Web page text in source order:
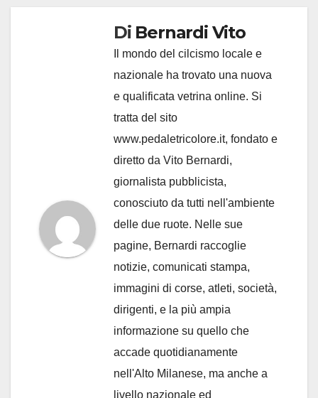
Di Bernardi Vito
Il mondo del cilcismo locale e
nazionale ha trovato una nuova
e qualificata vetrina online. Si
tratta del sito
www.pedaletricolore.it, fondato e
diretto da Vito Bernardi,
giornalista pubblicista,
conosciuto da tutti nell'ambiente
delle due ruote. Nelle sue
pagine, Bernardi raccoglie
notizie, comunicati stampa,
immagini di corse, atleti, società,
dirigenti, e la più ampia
informazione su quello che
accade quotidianamente
nell'Alto Milanese, ma anche a
livello nazionale ed